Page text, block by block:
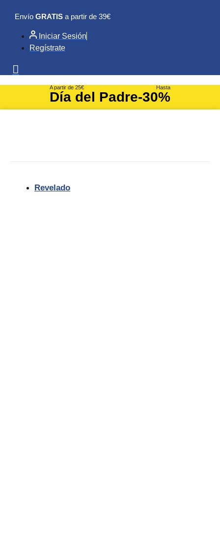
contenido
Envío GRATIS a partir de 39€
Iniciar Sesión
Regístrate
A partir de 25€
Día del Padre
Hasta
-30%
Revelado